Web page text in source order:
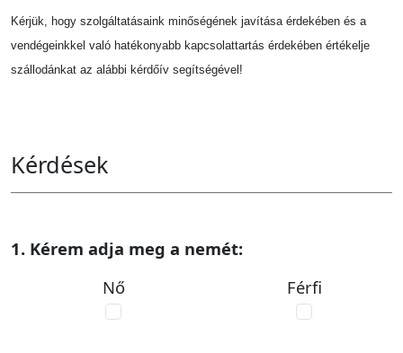
Kérjük, hogy szolgáltatásaink minőségének javítása érdekében és a
vendégeinkkel való hatékonyabb kapcsolattartás érdekében értékelje
szállodánkat az alábbi kérdőív segítségével!
Kérdések
1. Kérem adja meg a nemét:
Nő
Férfi